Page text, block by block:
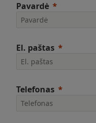
Pavardė
El. paštas
Telefonas